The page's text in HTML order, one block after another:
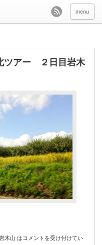
menu
ツアー ２日目岩木
木山 はコメントを受け付けてい